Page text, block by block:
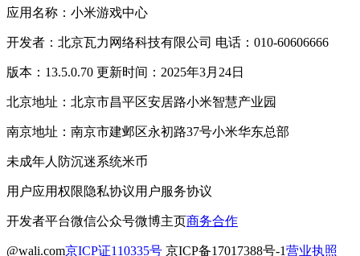
应用名称：小米游戏中心
开发者：北京瓦力网络科技有限公司 电话：010-60606666
版本：13.5.0.70 更新时间：2025年3月24日
北京地址：北京市昌平区安居路小米智慧产业园
南京地址：南京市建邺区永初路37号小米华东总部
未成年人防沉迷系统米币
用户应用权限隐私协议用户服务协议
开发者平台微信公众号微博主页商务合作
@wali.com京ICP证110335号 京ICP备17017388号-1营业执照